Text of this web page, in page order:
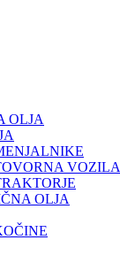
OLJA
VOZILA
OLJA